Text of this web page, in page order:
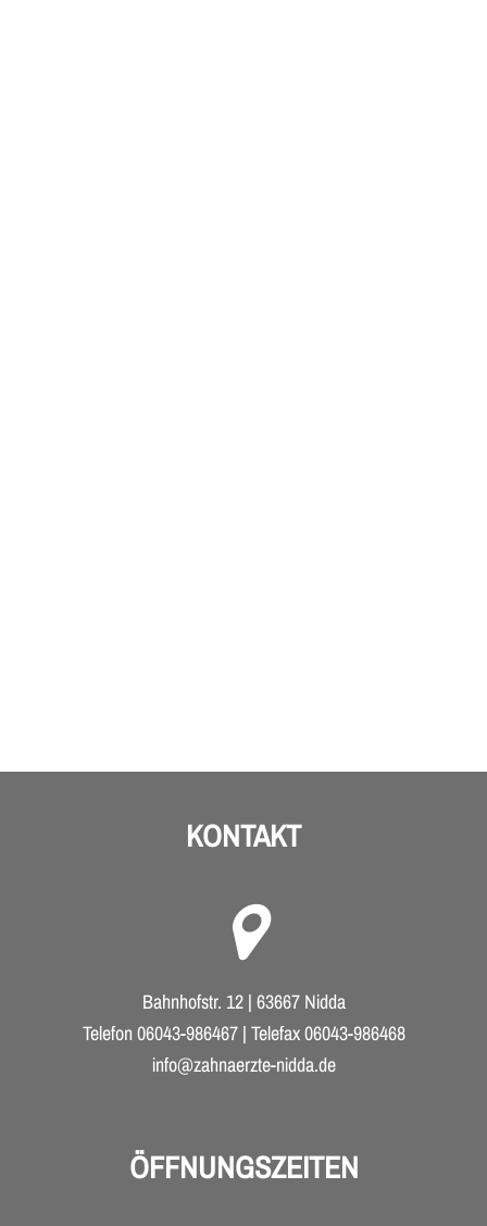
KONTAKT
Bahnhofstr. 12 | 63667 Nidda
Telefon 06043-986467 | Telefax 06043-986468
info@zahnaerzte-nidda.de
ÖFFNUNGSZEITEN